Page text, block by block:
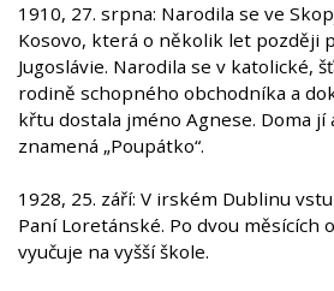
1910, 27. srpna: Narodila se ve
Kosovo, která o několik let později
Jugoslávie. Narodila se v katolické,
rodině schopného obchodníka a
křtu dostala jméno Agnese. Doma jí
znamená „Poupátko“.
1928, 25. září: V irském Dublinu
Paní Loretánské. Po dvou měsících
vyučuje na vyšší škole.